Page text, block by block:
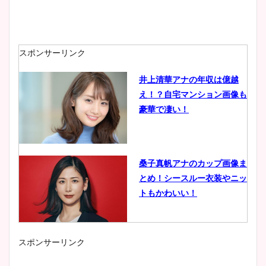
スポンサーリンク
井上清華アナの年収は億越
え！？自宅マンション画像も
豪華で凄い！
桑子真帆アナのカップ画像ま
とめ！シースルー衣装やニッ
トもかわいい！
スポンサーリンク